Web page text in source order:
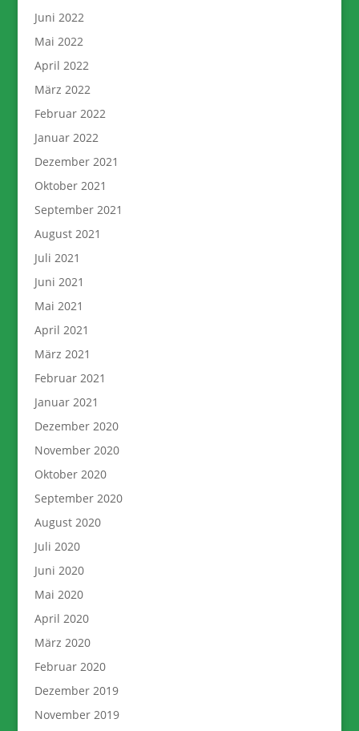
Juni 2022
Mai 2022
April 2022
März 2022
Februar 2022
Januar 2022
Dezember 2021
Oktober 2021
September 2021
August 2021
Juli 2021
Juni 2021
Mai 2021
April 2021
März 2021
Februar 2021
Januar 2021
Dezember 2020
November 2020
Oktober 2020
September 2020
August 2020
Juli 2020
Juni 2020
Mai 2020
April 2020
März 2020
Februar 2020
Dezember 2019
November 2019